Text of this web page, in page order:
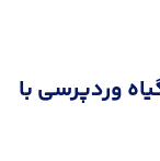
وردپرسی با